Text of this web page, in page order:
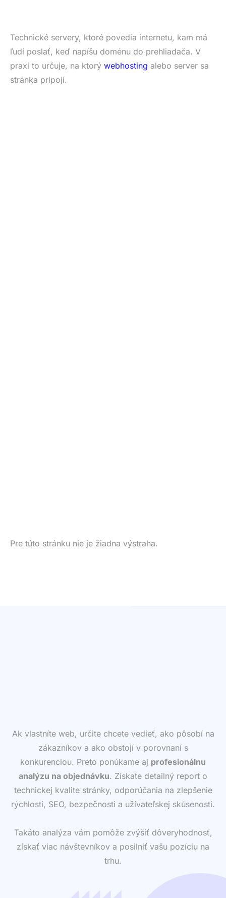
Technické servery, ktoré povedia internetu, kam má
ľudí poslať, keď napíšu doménu do prehliadača. V
praxi to určuje, na ktorý webhosting alebo server sa
stránka pripojí.
Pre túto stránku nie je žiadna výstraha.
Ak vlastníte web, určite chcete vedieť, ako pôsobí na
zákazníkov a ako obstojí v porovnaní s
konkurenciou. Preto ponúkame aj profesionálnu
analýzu na objednávku. Získate detailný report o
technickej kvalite stránky, odporúčania na zlepšenie
rýchlosti, SEO, bezpečnosti a užívateľskej skúsenosti.
Takáto analýza vám pomôže zvýšiť dôveryhodnosť,
získať viac návštevníkov a posilniť vašu pozíciu na
trhu.